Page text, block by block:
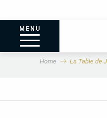
MENU
Home La Table de